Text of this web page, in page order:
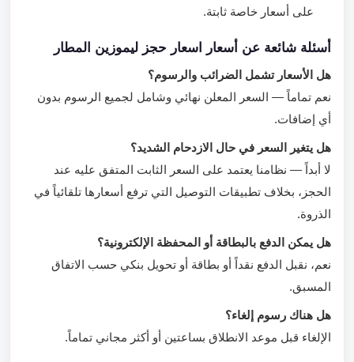
على أسعار خاصة ثابتة.
أسئلة شائعة عن أسعار اسعار حجز ليموزين المطار
هل الأسعار تشمل الضرائب والرسوم؟
نعم تماماً — السعر المعلن نهائي وشامل لجميع الرسوم بدون
أي إضافات.
هل يتغير السعر في حال الازدحام الشديد؟
لا أبداً — نظامنا يعتمد على السعر الثابت المتفق عليه عند
الحجز، بخلاف تطبيقات التوصيل التي ترفع أسعارها تلقائياً في
الذروة.
هل يمكن الدفع بالبطاقة أو المحفظة الإلكترونية؟
نعم، نقبل الدفع نقداً أو بطاقة أو تحويل بنكي حسب الاتفاق
المسبق.
هل هناك رسوم إلغاء؟
الإلغاء قبل موعد الانطلاق بساعتين أو أكثر مجاني تماماً.